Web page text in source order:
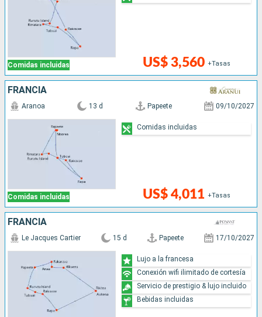
Comidas incluidas US$ 3,560 +Tasas
FRANCIA
Comidas incluidas
Aranoa 13 d Papeete 09/10/2027
US$ 4,011 +Tasas
Comidas incluidas
FRANCIA
Le Jacques Cartier 15 d Papeete 17/10/2027
Lujo a la francesa
Conexión wifi ilimitado de cortesía
Servicio de prestigio & lujo incluido
Bebidas incluidas